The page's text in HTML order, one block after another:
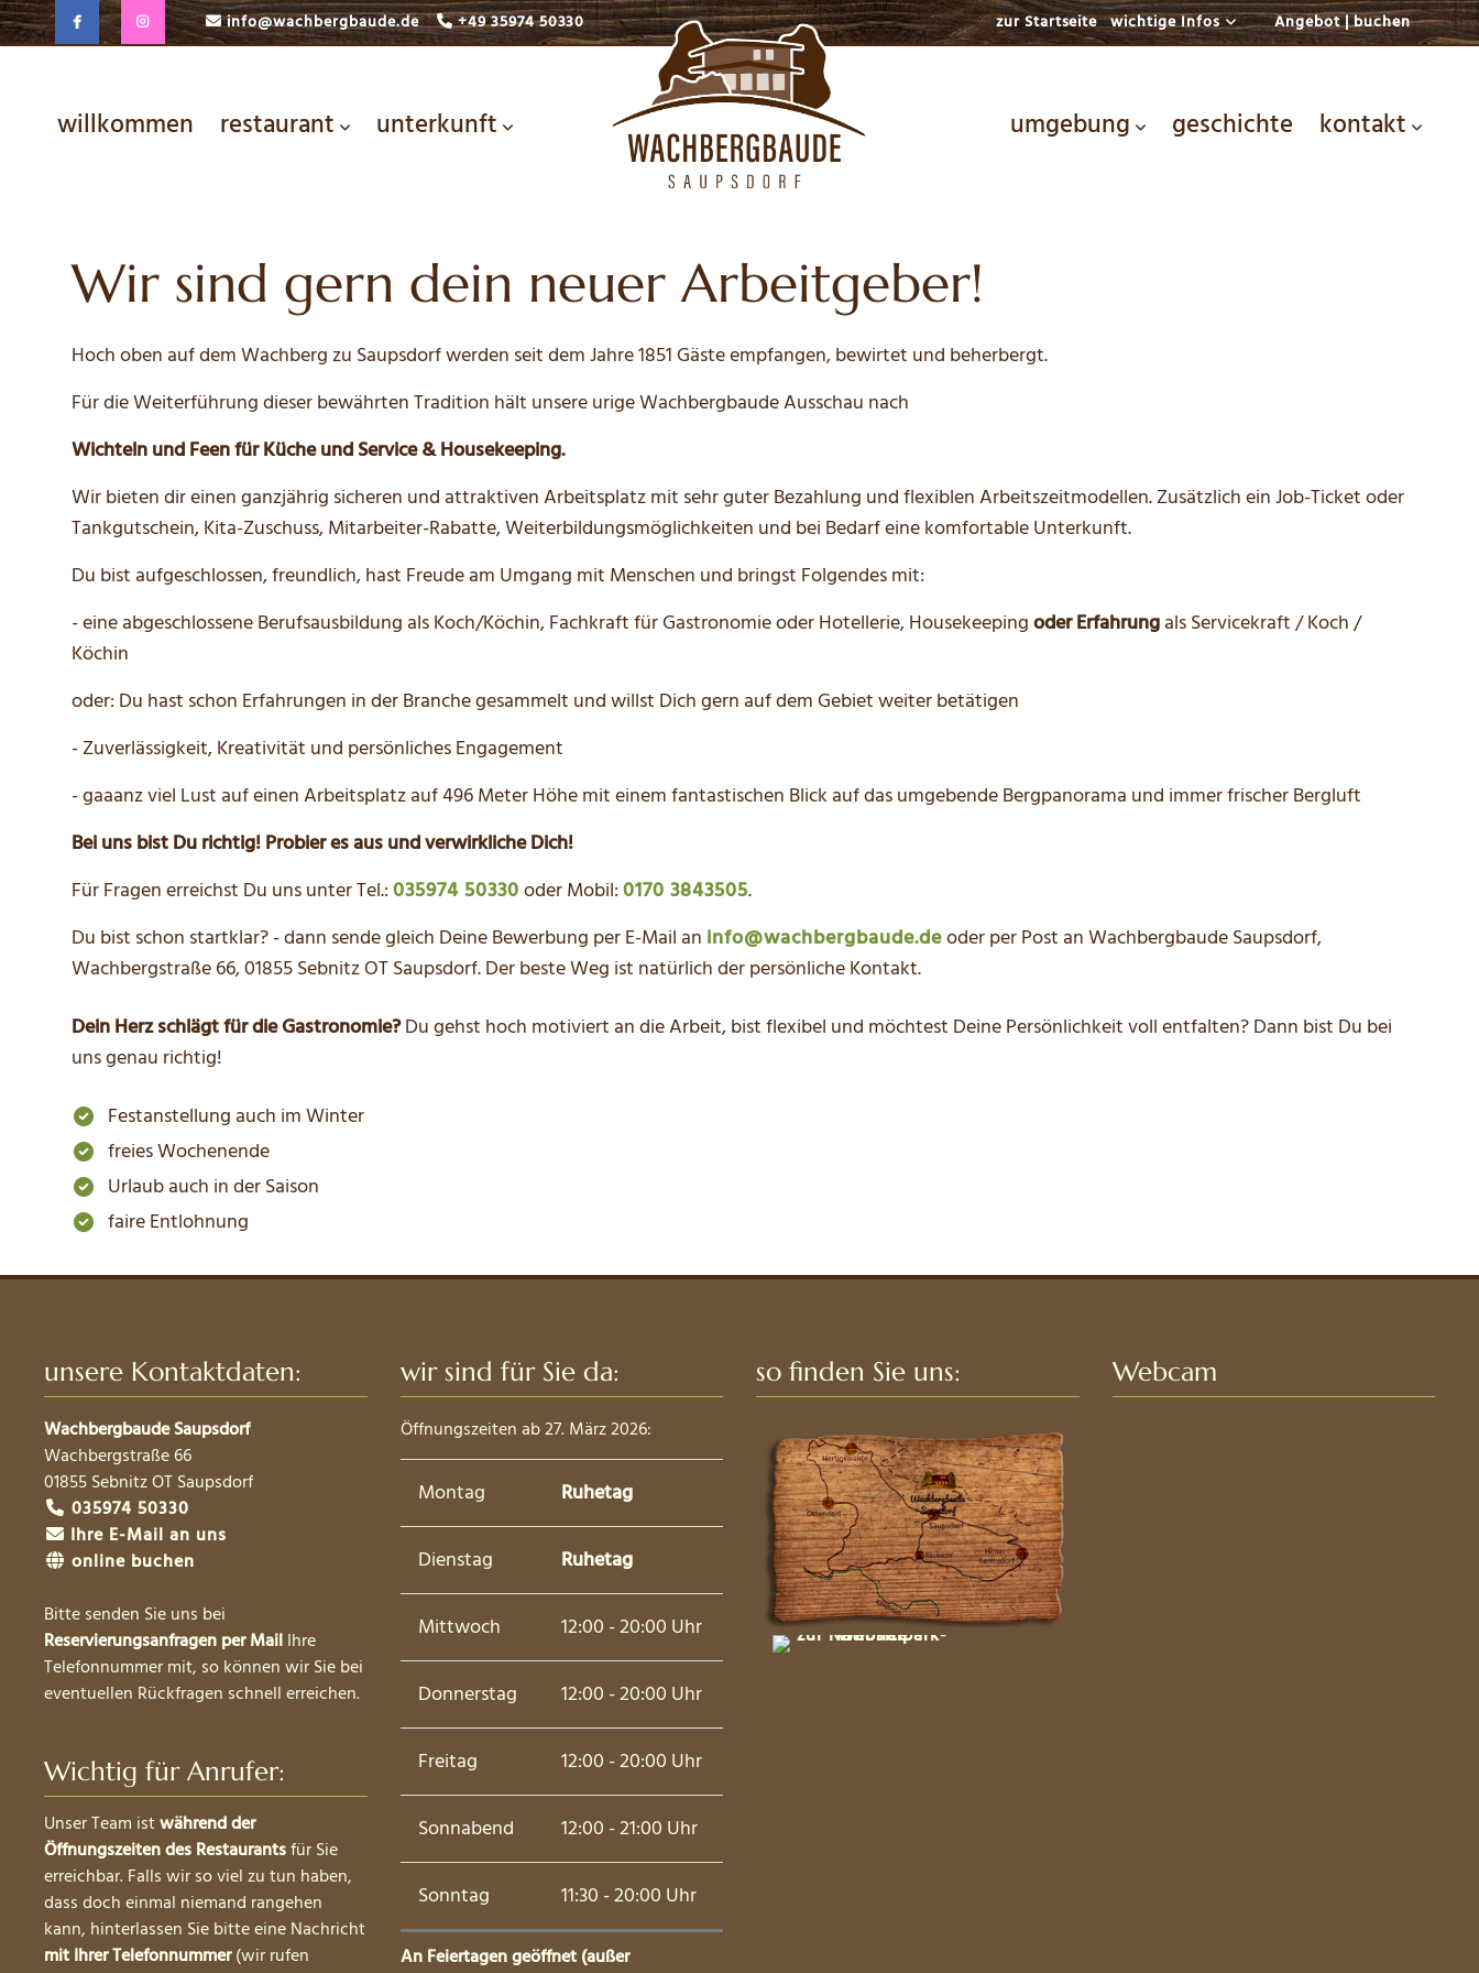
info@wachbergbaude.de +49 35974 50330 zur Startseite wichtige Infos Angebot | buchen
willkommen restaurant unterkunft umgebung geschichte kontakt
Wir sind gern dein neuer Arbeitgeber!
Hoch oben auf dem Wachberg zu Saupsdorf werden seit dem Jahre 1851 Gäste empfangen, bewirtet und beherbergt.
Für die Weiterführung dieser bewährten Tradition hält unsere urige Wachbergbaude Ausschau nach
Wichteln und Feen für Küche und Service & Housekeeping.
Wir bieten dir einen ganzjährig sicheren und attraktiven Arbeitsplatz mit sehr guter Bezahlung und flexiblen Arbeitszeitmodellen. Zusätzlich ein Job-Ticket oder
Tankgutschein, Kita-Zuschuss, Mitarbeiter-Rabatte, Weiterbildungsmöglichkeiten und bei Bedarf eine komfortable Unterkunft.
Du bist aufgeschlossen, freundlich, hast Freude am Umgang mit Menschen und bringst Folgendes mit:
- eine abgeschlossene Berufsausbildung als Koch/Köchin, Fachkraft für Gastronomie oder Hotellerie, Housekeeping oder Erfahrungals Servicekraft / Koch /
Köchin
oder: Du hast schon Erfahrungen in der Branche gesammelt und willst Dich gern auf dem Gebiet weiter betätigen
- Zuverlässigkeit, Kreativität und persönliches Engagement
- gaaanz viel Lust auf einen Arbeitsplatz auf 496 Meter Höhe mit einem fantastischen Blick auf das umgebende Bergpanorama und immer frischer Bergluft
Bei uns bist Du richtig! Probier es aus und verwirkliche Dich!
Für Fragen erreichst Du uns unter Tel.: 035974 50330 oder Mobil: 0170 3843505.
Du bist schon startklar? - dann sende gleich Deine Bewerbung per E-Mail an info@wachbergbaude.deoder per Post an Wachbergbaude Saupsdorf,
Wachbergstraße 66, 01855 Sebnitz OT Saupsdorf. Der beste Weg ist natürlich der persönliche Kontakt.
Dein Herz schlägt für die Gastronomie?Du gehst hoch motiviert an die Arbeit, bist flexibel und möchtest Deine Persönlichkeit voll entfalten? Dann bist Du bei
uns genau richtig!
Festanstellung auch im Winter
freies Wochenende
Urlaub auch in der Saison
faire Entlohnung
unsere Kontaktdaten:
Wachbergbaude Saupsdorf
Wachbergstraße 66
01855 Sebnitz OT Saupsdorf
035974 50330
Ihre E-Mail an uns
online buchen
Bitte senden Sie uns bei
Reservierungsanfragen per Mail Ihre
Telefonnummer mit, so können wir Sie bei
eventuellen Rückfragen schnell erreichen.
Wichtig für Anrufer:
Unser Team istwährend der
Öffnungszeiten des Restaurantsfür Sie
erreichbar. Falls wir so viel zu tun haben,
dass doch einmal niemand rangehen
kann, hinterlassen Sie bitte eine Nachricht
mit Ihrer Telefonnummer(wir rufen
wir sind für Sie da:
Öffnungszeiten ab 27. März 2026:
Montag Ruhetag
Dienstag Ruhetag
Mittwoch 12:00 - 20:00 Uhr
Donnerstag 12:00 - 20:00 Uhr
Freitag 12:00 - 20:00 Uhr
Sonnabend 12:00 - 21:00 Uhr
Sonntag 11:30 - 20:00 Uhr
An Feiertagen geöffnet (außer
so finden Sie uns: Webcam